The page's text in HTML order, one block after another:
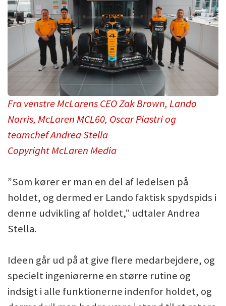
Fra venstre McLarens CEO Zak Brown, Lando
Norris, McLaren MCL60, Oscar Piastri og
teamchef Andrea Stella
Copyright McLaren Media
”Som kører er man en del af ledelsen på
holdet, og dermed er Lando faktisk spydspids i
denne udvikling af holdet,” udtaler Andrea
Stella.
Ideen går ud på at give flere medarbejdere, og
specielt ingeniørerne en større rutine og
indsigt i alle funktionerne indenfor holdet, og